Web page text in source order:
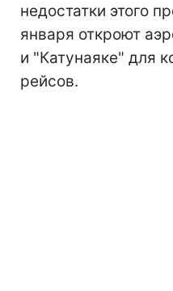
недостатки этого
января откроют
и "Катунаяке" для
рейсов.